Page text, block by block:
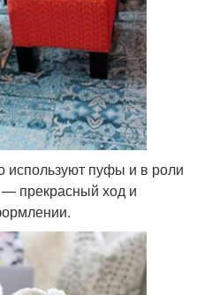
используют пуфы и в роли
прекрасный ход и